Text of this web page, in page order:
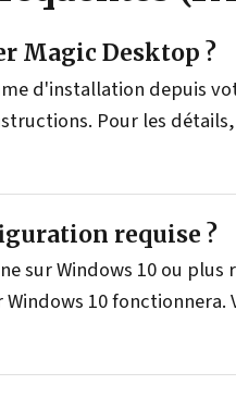
Magic Desktop ?
d'installation depuis
Pour les
requise ?
sur Windows 10 ou plus
10 fonctionnera.